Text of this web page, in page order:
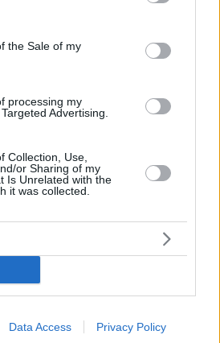
Google and its third-party tags to
specified purposes in below Google
the Sale of my
processing my
Advertising.
Collection, Use,
or Sharing of my
Is Unrelated with the
it was collected.
Data Access Privacy Policy